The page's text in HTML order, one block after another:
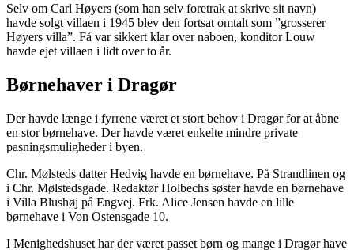
Selv om Carl Høyers (som han selv foretrak at skrive sit navn)
havde solgt villaen i 1945 blev den fortsat omtalt som ”grosserer
Høyers villa”. Få var sikkert klar over naboen, konditor Louw
havde ejet villaen i lidt over to år.
Børnehaver i Dragør
Der havde længe i fyrrene været et stort behov i Dragør for at åbne
en stor børnehave. Der havde været enkelte mindre private
pasningsmuligheder i byen.
Chr. Mølsteds datter Hedvig havde en børnehave. På Strandlinen og
i Chr. Mølstedsgade. Redaktør Holbechs søster havde en børnehave
i Villa Blushøj på Engvej. Frk. Alice Jensen havde en lille
børnehave i Von Ostensgade 10.
I Menighedshuset har der været passet børn og mange i Dragør have